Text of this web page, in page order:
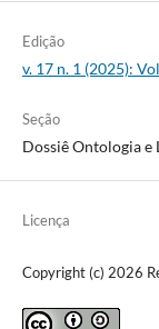
Edição
v. 17 n. 1 (2025):
Seção
Dossiê Ontologia e
Licença
Copyright (c) 2026